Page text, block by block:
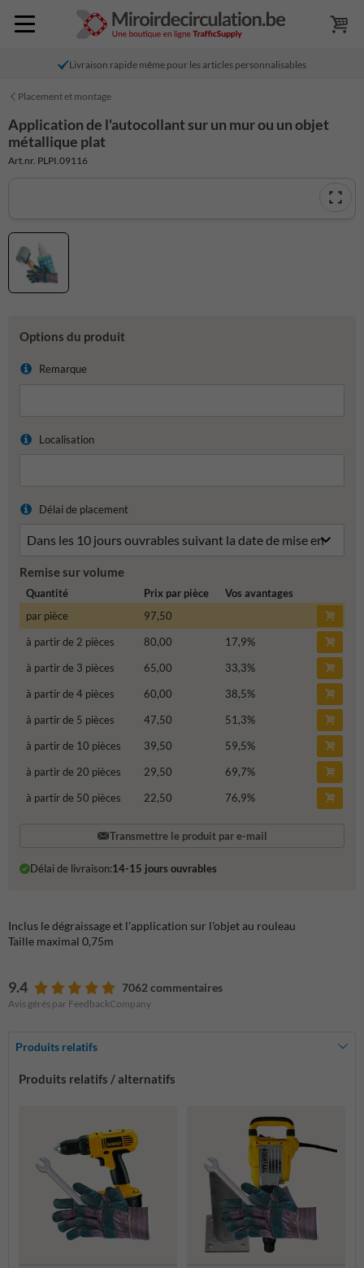
Livraison rapide même pour les articles personnalisables
Placement et montage
Application de l'autocollant sur un mur ou un objet
métallique plat
Art.nr. PLPI.09116
Options du produit
Remarque
Localisation
Délai de placement
Remise sur volume
Quantité Prix par pièce
Vos avantages
par pièce
97,50
à partir de 2 pièces
80,00 17,9%
à partir de 3 pièces
65,00 33,3%
à partir de 4 pièces
60,00 38,5%
à partir de 5 pièces
47,50 51,3%
à partir de 10 pièces
39,50 59,5%
à partir de 20 pièces
29,50 69,7%
à partir de 50 pièces
22,50 76,9%
Transmettre le produit par e-mail
Délai de livraison:14-15 jours ouvrables
Inclus le dégraissage et l'application sur l'objet au rouleau
Taille maximal 0,75m
9.4 7062 commentaires
Avis gérés par FeedbackCompany
Produits relatifs
Produits relatifs / alternatifs